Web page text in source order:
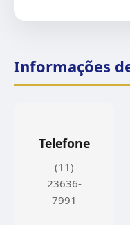
Informações
Telefone
(11)
23636-
7991